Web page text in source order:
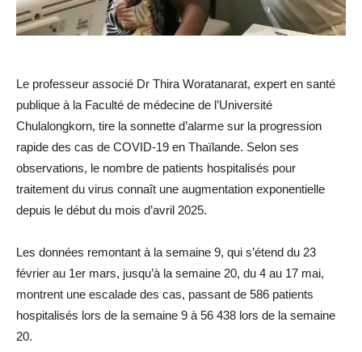
Le professeur associé Dr Thira Woratanarat, expert en santé
publique à la Faculté de médecine de l’Université
Chulalongkorn, tire la sonnette d’alarme sur la progression
rapide des cas de COVID-19 en Thaïlande. Selon ses
observations, le nombre de patients hospitalisés pour
traitement du virus connaît une augmentation exponentielle
depuis le début du mois d’avril 2025.
Les données remontant à la semaine 9, qui s’étend du 23
février au 1er mars, jusqu’à la semaine 20, du 4 au 17 mai,
montrent une escalade des cas, passant de 586 patients
hospitalisés lors de la semaine 9 à 56 438 lors de la semaine
20.